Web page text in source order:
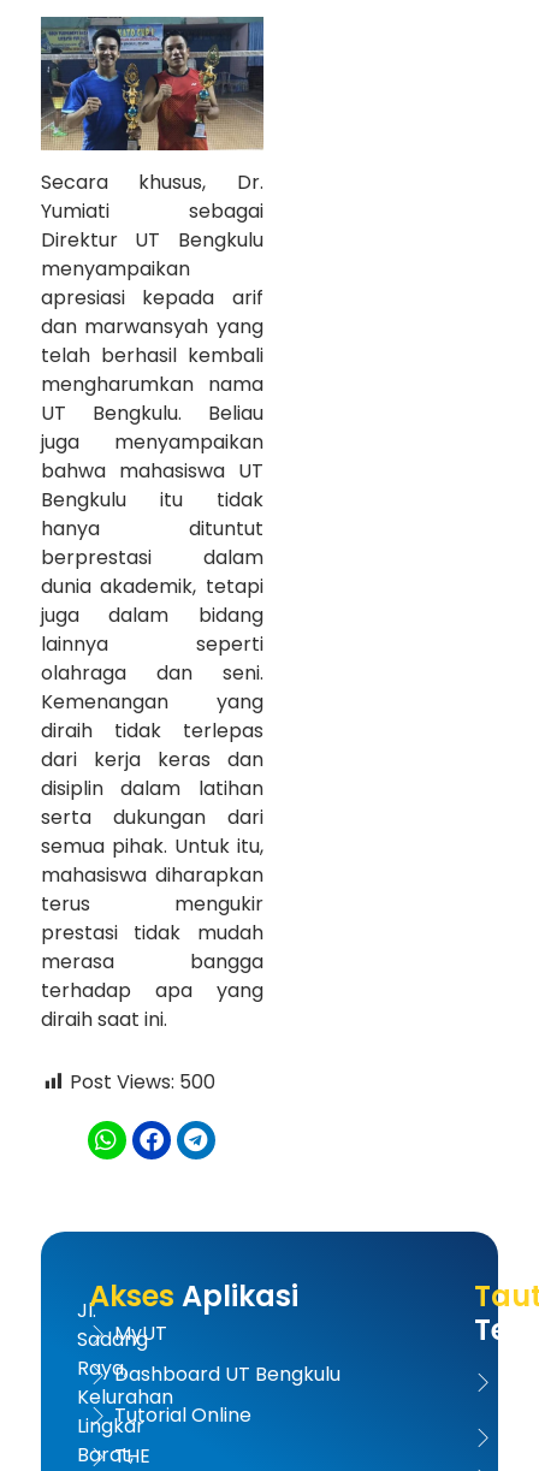
Secara khusus, Dr.
Yumiati sebagai
Direktur UT Bengkulu
menyampaikan
apresiasi kepada arif
dan marwansyah yang
telah berhasil kembali
mengharumkan nama
UT Bengkulu. Beliau
juga menyampaikan
bahwa mahasiswa UT
Bengkulu itu tidak
hanya dituntut
berprestasi dalam
dunia akademik, tetapi
juga dalam bidang
lainnya seperti
olahraga dan seni.
Kemenangan yang
diraih tidak terlepas
dari kerja keras dan
disiplin dalam latihan
serta dukungan dari
semua pihak. Untuk itu,
mahasiswa diharapkan
terus mengukir
prestasi tidak mudah
merasa bangga
terhadap apa yang
diraih saat ini.
Post Views: 500
Jl.
Sadang
Raya,
Kelurahan
Lingkar
Barat,
Akses Aplikasi
MyUT
Dashboard UT Bengkulu
Tutorial Online
THE